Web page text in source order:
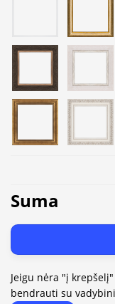
Suma
Jeigu nėra "į
bendrauti su